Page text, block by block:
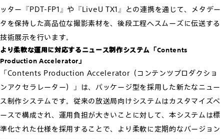
ッター『PDT-FP1』や『LiveU TX1』との連携を通じて、メタデー
タを保持した高品位な撮影素材を、後段工程へスムーズに伝送する
技術展示を行います。
より柔軟な運用に対応するニュース制作システム「Contents
Production Accelerator」
「Contents Production Accelerator（コンテンツプロダクショ
ンアクセラレーター）」は、パッケージ型を採用した新たなニュー
ス制作システムです。従来の放送局向けシステムはカスタマイズベ
ースで構成され、運用負担が大きいことに対して、本システムは標
準化された仕様を採用することで、より柔軟に定期的なバージョン